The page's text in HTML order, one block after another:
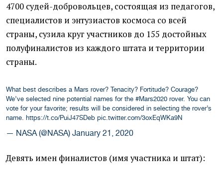
4700 судей-добровольцев, состоящая из педагогов,
специалистов и энтузиастов космоса со всей
страны, сузила круг участников до 155 достойных
полуфиналистов из каждого штата и территории
страны.
What best describes a Mars rover? Tenacity? Fortitude? Courage?
We’ve selected nine potential names for the #Mars2020 rover. You can
vote for your favorite; results will be considered in selecting the rover’s
name.
https://t.co/PuiJ47SDeb pic.twitter.com/3oxEqWKa9N
— NASA (@NASA) January 21, 2020
Девять имен финалистов (имя участника и штат):